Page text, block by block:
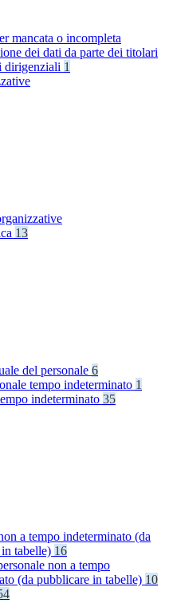
mancata o incompleta
dei dati da parte dei titolari
dirigenziali 1
13
del personale 6
tempo indeterminato 1
indeterminato 35
a tempo indeterminato (da
tabelle) 16
non a tempo
(da pubblicare in tabelle) 10